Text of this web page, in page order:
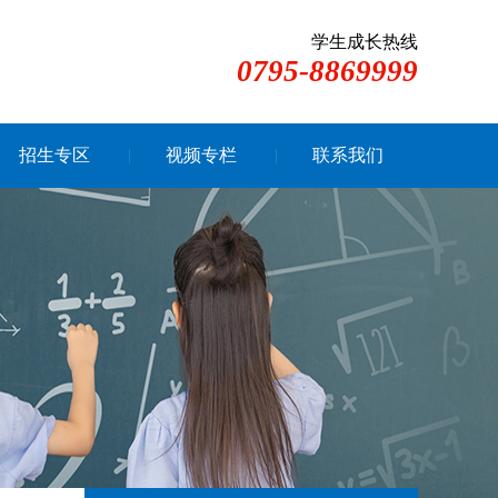
学生成长热线
0795-8869999
招生专区 视频专栏 联系我们